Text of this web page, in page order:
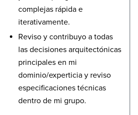
complejas rápida e
iterativamente.
Reviso y contribuyo a todas
las decisiones arquitectónicas
principales en mi
dominio/experticia y reviso
especificaciones técnicas
dentro de mi grupo.